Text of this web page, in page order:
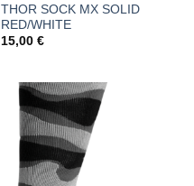
THOR SOCK MX SOLID
RED/WHITE
15,00 €